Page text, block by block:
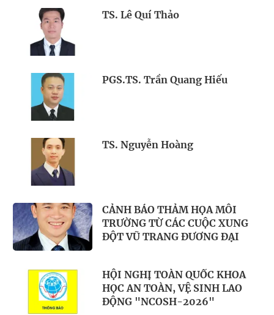
TS. Lê Quí Thảo
PGS.TS. Trần Quang Hiếu
TS. Nguyễn Hoàng
CẢNH BÁO THẢM HỌA MÔI
TRƯỜNG TỪ CÁC CUỘC XUNG
ĐỘT VŨ TRANG ĐƯƠNG ĐẠI
HỘI NGHỊ TOÀN QUỐC KHOA
HỌC AN TOÀN, VỆ SINH LAO
ĐỘNG "NCOSH-2026"